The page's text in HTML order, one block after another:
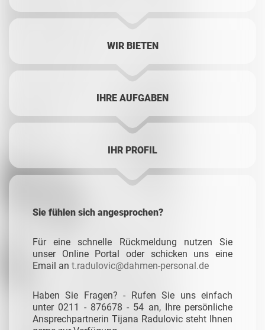
WIR BIETEN
IHRE AUFGABEN
IHR PROFIL
Sie fühlen sich angesprochen?
Für eine schnelle Rückmeldung nutzen Sie
unser Online Portal oder schicken uns eine
Email an t.radulovic@dahmen-personal.de
Haben Sie Fragen? - Rufen Sie uns einfach
unter 0211 - 876678 - 54 an, Ihre persönliche
Ansprechpartnerin Tijana Radulovic steht Ihnen